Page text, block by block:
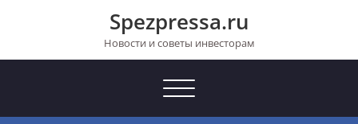
Spezpressa.ru
Новости и советы инвесторам
Toggle